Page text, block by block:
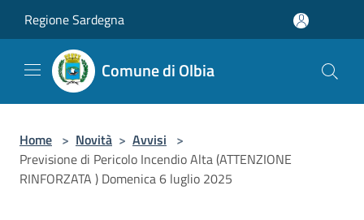
Regione Sardegna
Comune di Olbia
Home > Novità > Avvisi >
Previsione di Pericolo Incendio Alta (ATTENZIONE
RINFORZATA ) Domenica 6 luglio 2025